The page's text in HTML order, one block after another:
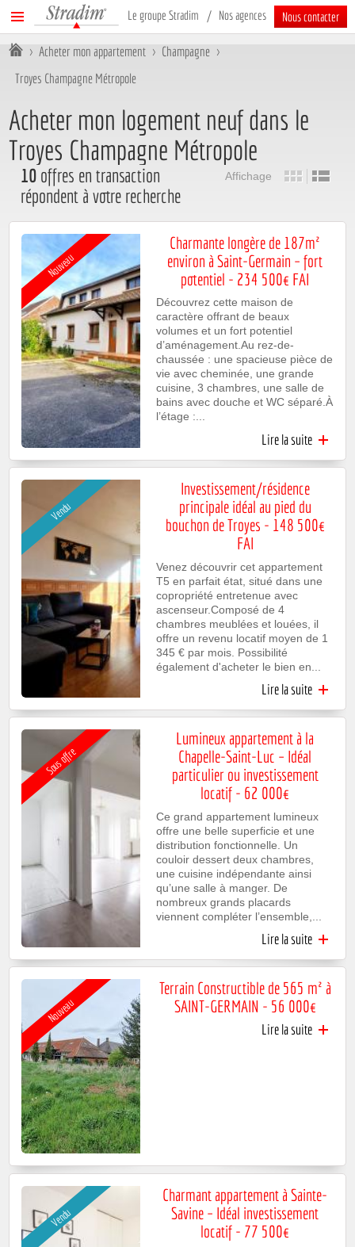
Stradim Le groupe Stradim Nos agences Nous contacter
Menu
principal
Vous êtes ici :
> Acheter mon appartement > Champagne >
Troyes Champagne Métropole
Acheter mon logement neuf dans le
Troyes Champagne Métropole
10 offres en transaction
répondent à votre recherche
Affichage
Nouveau
Charmante longère de 187m²
environ à Saint-Germain – fort
potentiel - 234 500€ FAI
Découvrez cette maison de
caractère offrant de beaux
volumes et un fort potentiel
d’aménagement.Au rez-de-
chaussée : une spacieuse pièce de
vie avec cheminée, une grande
cuisine, 3 chambres, une salle de
bains avec douche et WC séparé.À
l’étage :...
Lire la suite
longère
Germain
234
Vendu
Investissement/résidence
principale idéal au pied du
bouchon de Troyes - 148 500€
FAI
Venez découvrir cet appartement
T5 en parfait état, situé dans une
copropriété entretenue avec
ascenseur.Composé de 4
chambres meublées et louées, il
offre un revenu locatif moyen de 1
345 € par mois. Possibilité
également d'acheter le bien en...
Lire la suite
Sous offre
Lumineux appartement à la
Chapelle-Saint-Luc – Idéal
particulier ou investissement
locatif - 62 000€
Ce grand appartement lumineux
offre une belle superficie et une
distribution fonctionnelle. Un
couloir dessert deux chambres,
une cuisine indépendante ainsi
qu’une salle à manger. De
nombreux grands placards
viennent compléter l’ensemble,...
Lire la suite de
la
Nouveau
Terrain Constructible de 565 m² à
SAINT-GERMAIN - 56 000€
Lire la suite
de
Vendu
Charmant appartement à Sainte-
Savine – Idéal investissement
locatif - 77 500€